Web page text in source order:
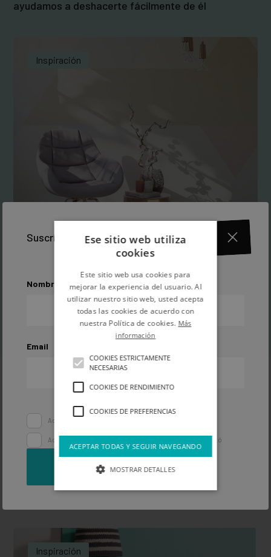
ayudamos a deshacerte fácilmente de él
Inspiración
Pintura satinada o mate: dime qué quieres decorar
y te diré cuál tienes que utilizar
Inspiración
Reforma integral de tu habitación: los mejores
Inspiración
Suscríbete a nuestra newsletter
Nombre
Email
Acepto la
Acepto recibir comunicaciones y ofertas de Pinturas Montó
SUSCRIBIRME
Ese sitio web utiliza
cookies
Este sitio web usa cookies para
mejorar la experiencia del usuario. Al
utilizar nuestro sitio web, usted acepta
todas las cookies de acuerdo con
nuestra Política de cookies. Más
información
COOKIES ESTRICTAMENTE
NECESARIAS
COOKIES DE RENDIMIENTO
COOKIES DE PREFERENCIAS
ACEPTAR TODAS Y SEGUIR NAVEGANDO
MOSTRAR DETALLES